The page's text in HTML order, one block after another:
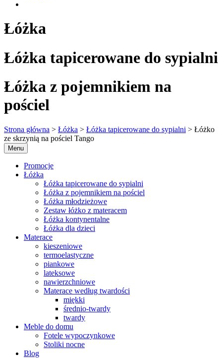
Łóżka
Łóżka tapicerowane do sypialni
Łóżka z pojemnikiem na
pościel
Strona główna > Łóżka > Łóżka tapicerowane do sypialni > Łóżko
ze skrzynią na pościel Tango
Menu
Promocje
Łóżka
Łóżka tapicerowane do sypialni
Łóżka z pojemnikiem na pościel
Łóżka młodzieżowe
Zestaw łóżko z materacem
Łóżka kontynentalne
Łóżka dla dzieci
Materace
kieszeniowe
termoelastyczne
piankowe
lateksowe
nawierzchniowe
Materace według twardości
miękki
średnio-twardy
twardy
Meble do domu
Fotele wypoczynkowe
Stoliki nocne
Blog